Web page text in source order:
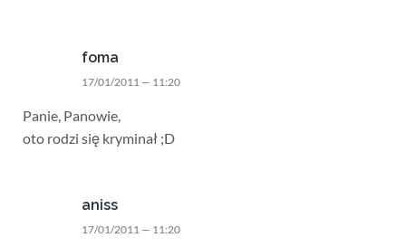
foma
17/01/2011 — 11:20
Panie, Panowie,
oto rodzi się kryminał ;D
aniss
17/01/2011 — 11:20